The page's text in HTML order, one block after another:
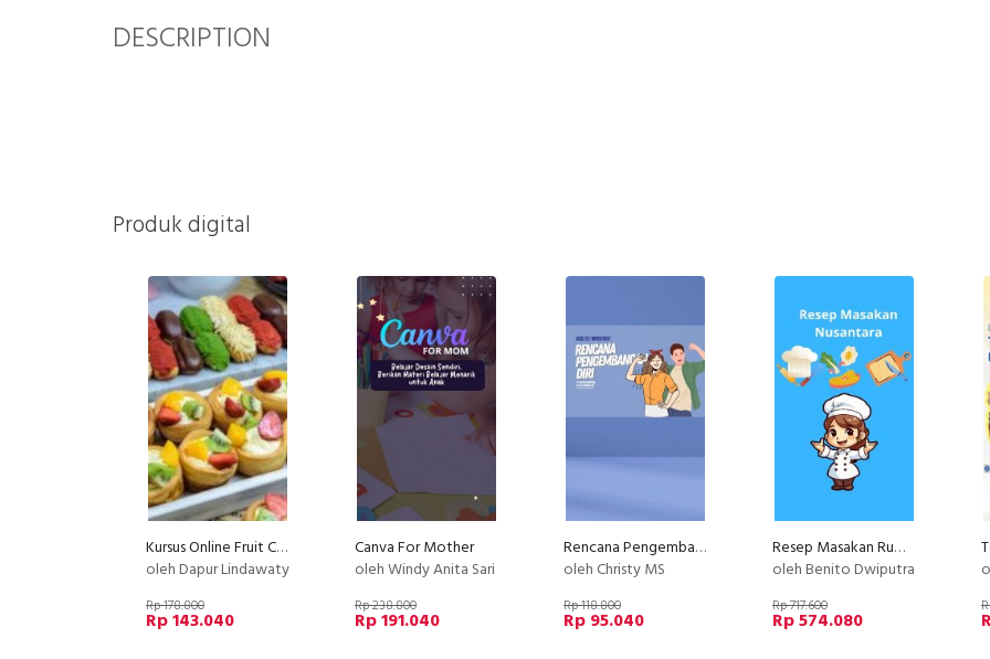
DESCRIPTION
Produk digital
Kursus Online Fruit Cream Puff Dan Eclair Dapur Lindawaty PU
oleh Dapur Lindawaty
Rp 178.800
Rp 143.040
Canva For Mother
oleh Windy Anita Sari
Rp 238.800
Rp 191.040
Rencana Pengembangan Diri
oleh Christy MS
Rp 118.800
Rp 95.040
Resep Masakan Rumahan Anti Gagal Layak Jualan
oleh Benito Dwiputra
Rp 717.600
Rp 574.080